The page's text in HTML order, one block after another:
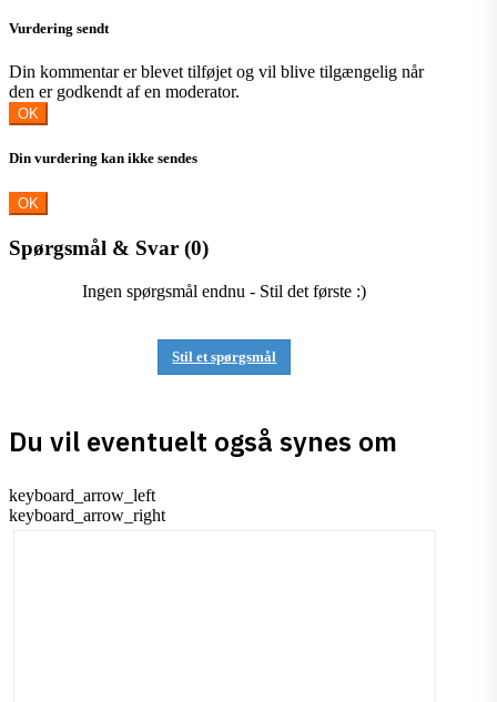
Vurdering sendt
Din kommentar er blevet tilføjet og vil blive tilgængelig når
den er godkendt af en moderator.
OK
Din vurdering kan ikke sendes
OK
Spørgsmål & Svar (0)
Ingen spørgsmål endnu - Stil det første :)
Stil et spørgsmål
Du vil eventuelt også synes om
Forrige
keyboard_arrow_left
Næste
keyboard_arrow_right